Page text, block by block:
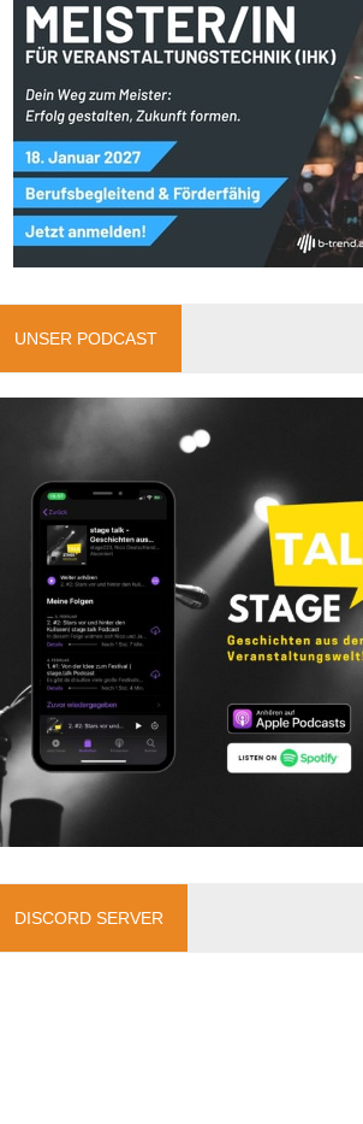
UNSER PODCAST
DISCORD SERVER